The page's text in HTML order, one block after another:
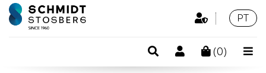
Área
Profissional
PT
PesquisaConta(0)